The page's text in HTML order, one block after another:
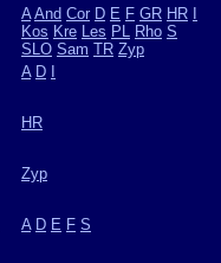
A And Cor D E F GR HR
Kos Kre Les PL Rho S
SLO Sam TR Zyp
A D
HR
Zyp
A D E F S